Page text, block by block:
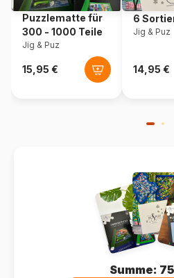
Maße 69
Puzzlematte für
300 - 1000 Teile
Jig & Puz
6
Jig & Puz
Summe: